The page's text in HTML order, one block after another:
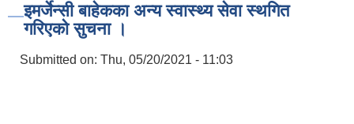
इमर्जेन्सी बाहेकका अन्य स्वास्थ्य सेवा स्थगित
गरिएको सुचना ।
Submitted on: Thu, 05/20/2021 - 11:03